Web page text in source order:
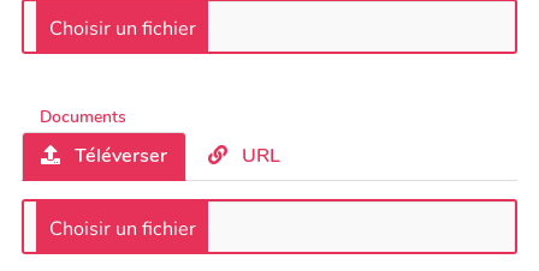
Documents
Téléverser URL